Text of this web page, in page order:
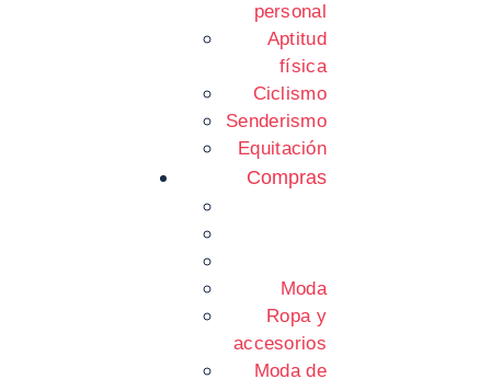
personal
Aptitud
física
Ciclismo
Senderismo
Equitación
Compras
Moda
Ropa y
accesorios
Moda de